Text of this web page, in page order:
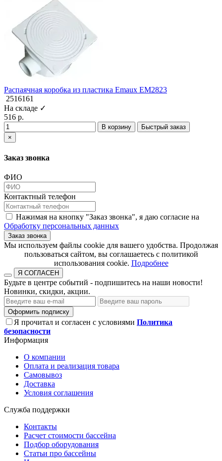
Распаячная коробка из пластика Emaux EM2823
2516161
На складе ✓
516 р.
В корзину
Быстрый заказ
×
Заказ звонка
ФИО
Контактный телефон
Нажимая на кнопку "Заказ звонка", я даю согласие на
Обработку персональных данных
Заказ звонка
​​​​​​​Мы используем файлы cookie для вашего удобства. Продолжая
пользоваться сайтом, вы соглашаетесь с политикой
использования cookie.​​​​​​​ Подробнее
Я СОГЛАСЕН
Будьте в центре событий - подпишитесь на наши новости!
Новинки, скидки, акции.
Оформить подписку
Я прочитал и согласен с условиями Политика
безопасности
Информация
О компании
Оплата и реализация товара
Самовывоз
Доставка
Условия соглашения
Служба поддержки
Контакты
Расчет стоимости бассейна
Подбор оборудования
Статьи про бассейны